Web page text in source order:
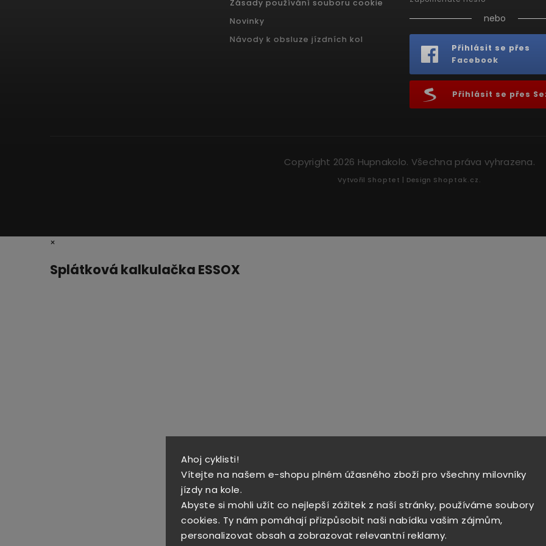
Ahoj cyklisti!
Vítejte na našem e-shopu plném úžasného zboží pro všechny milovníky
jízdy na kole.
Abyste si mohli užít co nejlepší zážitek z naší stránky, používáme soubory
cookies. Ty nám pomáhají přizpůsobit naši nabídku vašim zájmům,
personalizovat obsah a zobrazovat relevantní reklamy.
Zásady používání souboru cookie
Novinky
Návody k obsluze jízdních kol
nebo
Přihlásit se přes
Facebook
Přihlásit se přes
Copyright 2026 Hupnakolo. Všechna práva vyhrazena.
Vytvořil Shoptet | Design Shoptak.cz.
×
Splátková kalkulačka ESSOX